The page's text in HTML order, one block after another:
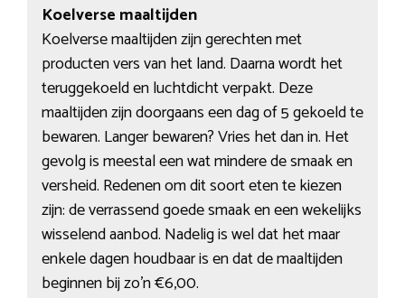
Koelverse maaltijden
Koelverse maaltijden zijn gerechten met
producten vers van het land. Daarna wordt het
teruggekoeld en luchtdicht verpakt. Deze
maaltijden zijn doorgaans een dag of 5 gekoeld te
bewaren. Langer bewaren? Vries het dan in. Het
gevolg is meestal een wat mindere de smaak en
versheid. Redenen om dit soort eten te kiezen
zijn: de verrassend goede smaak en een wekelijks
wisselend aanbod. Nadelig is wel dat het maar
enkele dagen houdbaar is en dat de maaltijden
beginnen bij zo’n €6,00.